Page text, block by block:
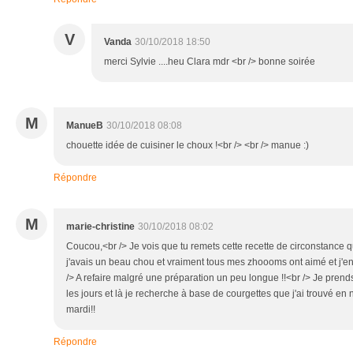
V Vanda 30/10/2018 18:50
merci Sylvie ....heu Clara mdr <br /> bonne soirée
M ManueB 30/10/2018 08:08
chouette idée de cuisiner le choux !<br /> <br /> manue :)
Répondre
M marie-christine 30/10/2018 08:02
Coucou,<br /> Je vois que tu remets cette recette de circonstance
j'avais un beau chou et vraiment tous mes zhoooms ont aimé et
/> A refaire malgré une préparation un peu longue !!<br /> Je
les jours et là je recherche à base de courgettes que j'ai trouvé en
mardi!!
Répondre